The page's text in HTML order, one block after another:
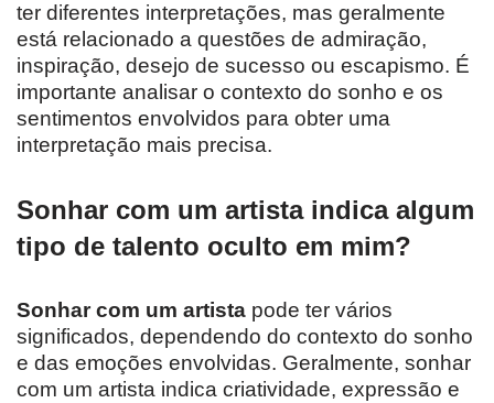
ter diferentes interpretações, mas geralmente
está relacionado a questões de admiração,
inspiração, desejo de sucesso ou escapismo. É
importante analisar o contexto do sonho e os
sentimentos envolvidos para obter uma
interpretação mais precisa.
Sonhar com um artista indica algum
tipo de talento oculto em mim?
Sonhar com um artista pode ter vários
significados, dependendo do contexto do sonho
e das emoções envolvidas. Geralmente, sonhar
com um artista indica criatividade, expressão e